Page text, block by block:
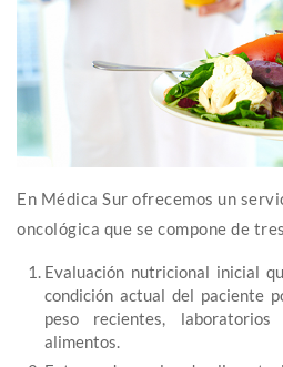
En Médica Sur ofrecemos un
oncológica que se compone de
Evaluación nutricional inicial
condición actual del paciente
peso recientes,
alimentos.